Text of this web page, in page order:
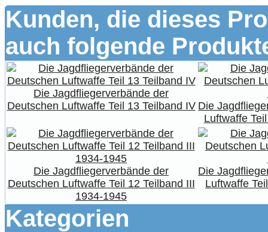
Kunden, die dieses
auch folgende
Die Jagdfliegerverbände der
Deutschen Luftwaffe Teil 13 Teilband IV Die
Luftwaffe
Die Jagdfliegerverbände der
Deutschen Luftwaffe Teil 12 Teilband III
1934-1945
Die
Luftwaffe
Kategorien